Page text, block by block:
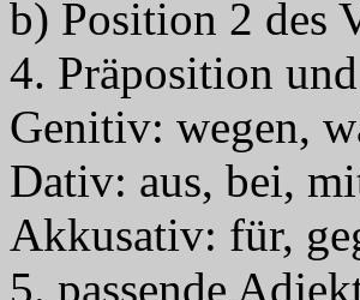
b) Position 2 des
4. Präposition
Genitiv: wegen,
Dativ: aus, bei,
Akkusativ: für,
5. passende